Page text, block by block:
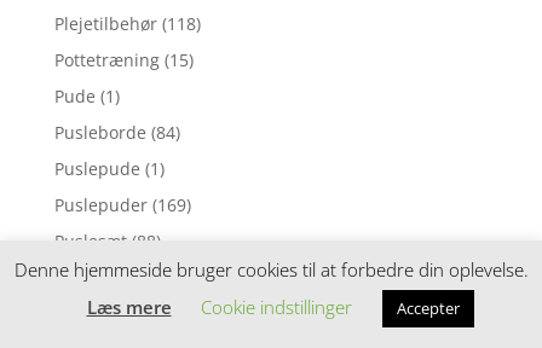
Plejetilbehør (118)
Pottetræning (15)
Pude (1)
Pusleborde (84)
Puslepude (1)
Puslepuder (169)
Puslesæt (88)
Puslespil (7)
Pusletaske (53)
Denne hjemmeside bruger cookies til at forbedre din oplevelse.
Læs mere
Cookie indstillinger Accepter